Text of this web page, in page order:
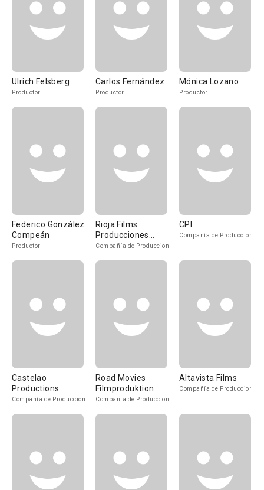
Ulrich Felsberg
Productor
Carlos Fernández
Productor
Mónica Lozano
Productor
Federico González
Compeán
Productor
Rioja Films
Producciones
Cinematográficas
Compañía de Produccion
CPI
Compañía de Produccion
Castelao
Productions
Compañía de Produccion
Road Movies
Filmproduktion
Compañía de Produccion
Altavista Films
Compañía de Produccion